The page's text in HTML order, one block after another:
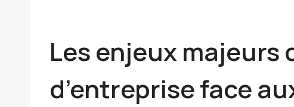
Les enjeux majeurs
d’entreprise face